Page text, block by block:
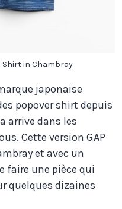
Shirt in Chambray
japonaise
popover shirt depuis
arrive dans les
Cette version GAP
et avec un
faire une pièce qui
quelques dizaines